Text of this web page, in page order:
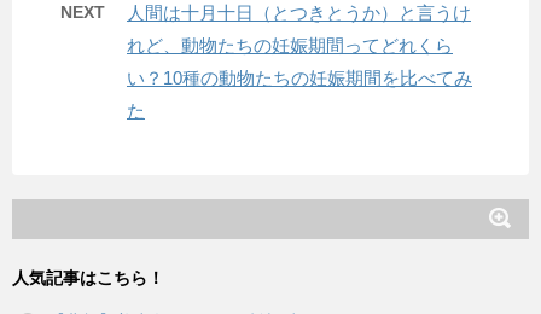
NEXT
人間は十月十日（とつきとうか）と言うけ
れど、動物たちの妊娠期間ってどれくら
い？10種の動物たちの妊娠期間を比べてみ
た
人気記事はこちら！